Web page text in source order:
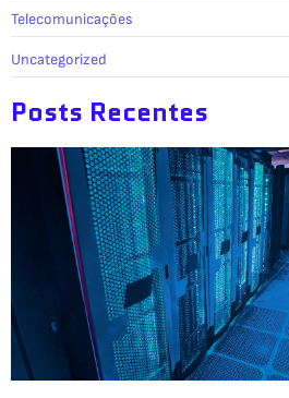
Telecomunicações
Uncategorized
Posts Recentes